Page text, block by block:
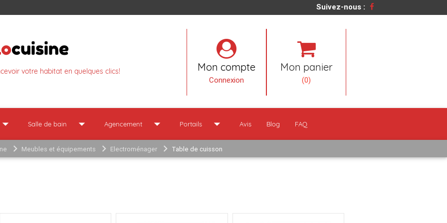
Suivez-nous :
cuisine
votre habitat en quelques clics! Mon panier
(0)
Mon compte
Connexion
arrow_drop_down Salle de bain arrow_drop_down Agencement arrow_drop_down Portails arrow_drop_down Avis Blog FAQ
Meubles et équipements Electroménager Table de cuisson